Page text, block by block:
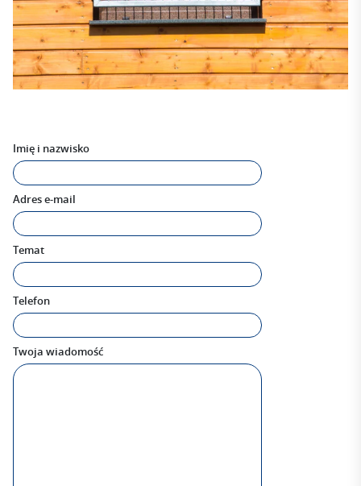
Imię i nazwisko
Adres e-mail
Temat
Telefon
Twoja wiadomość